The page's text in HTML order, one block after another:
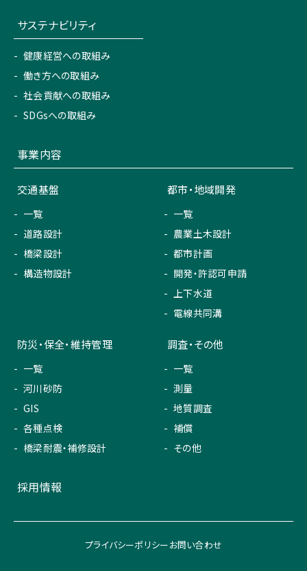
サステナビリティ
健康経営への取組み
働き方への取組み
社会貢献への取組み
SDGsへの取組み
事業内容
交通基盤
一覧
道路設計
橋梁設計
構造物設計
都市・地域開発
一覧
農業土木設計
都市計画
開発・許認可申請
上下水道
電線共同溝
防災・保全・維持管理
一覧
河川砂防
GIS
各種点検
橋梁耐震・補修設計
調査・その他
一覧
測量
地質調査
補償
その他
採用情報
プライバシーポリシーお問い合わせ